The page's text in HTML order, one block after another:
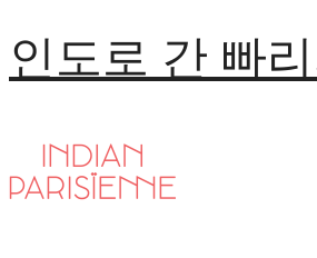
인도로 간 빠